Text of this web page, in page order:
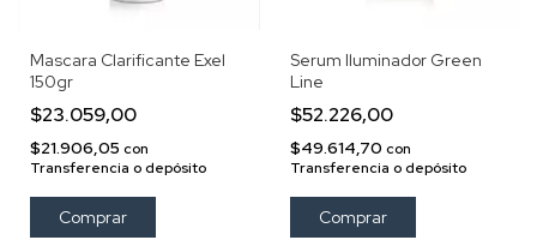
Mascara Clarificante Exel
150gr
$23.059,00
$21.906,05 con
Transferencia o depósito
Serum Iluminador Green
Line
$52.226,00
$49.614,70 con
Transferencia o depósito